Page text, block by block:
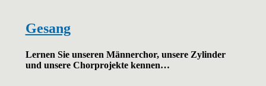
Gesang
Lernen Sie unseren Männerchor, unsere Zylinder
und unsere Chorprojekte kennen…